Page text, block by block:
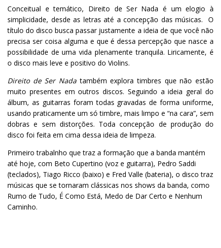
Conceitual e temático, Direito de Ser Nada é um elogio à
simplicidade, desde as letras até a concepção das músicas.
O
título do disco busca passar justamente a ideia de que você não
precisa ser coisa alguma e que é dessa percepção que nasce a
possibilidade de uma vida plenamente tranquila. Liricamente, é
o disco mais leve e positivo do Violins.
Direito de Ser Nadatambém explora timbres que não estão
muito presentes em outros discos. Seguindo a ideia geral do
álbum, as guitarras foram todas gravadas de forma uniforme,
usando praticamente um só timbre, mais limpo e “na cara”, sem
dobras e sem distorções. Toda concepção de produção do
disco foi feita em cima dessa ideia de limpeza.
Primeiro trabalnho que traz a formação que a banda mantém
até hoje, com Beto Cupertino (voz e guitarra), Pedro Saddi
(teclados), Tiago Ricco (baixo) e Fred Valle (bateria), o disco traz
músicas que se tornaram clássicas nos shows da banda, como
Rumo de Tudo, É Como Está, Medo de Dar Certo e Nenhum
Caminho.